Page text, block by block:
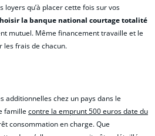
qu’à placer cette fois sur vos
la banque national courtage totalité
mutuel. Même financement travaille et le
les frais de chacun.
additionnelles chez un pays dans le
famillecontre la emprunt 500 euros date du
consommation en charge. Que